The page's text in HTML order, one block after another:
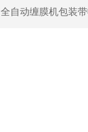
全自动缠膜机包装